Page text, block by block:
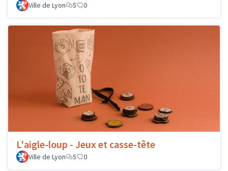
Ville de Lyon 5 0
L'aigle-loup - Jeux et casse-tête
Ville de Lyon 5 0